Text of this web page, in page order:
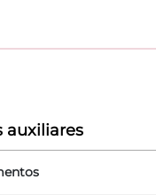
auxiliares